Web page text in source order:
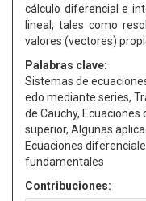
cálculo diferencial e
lineal, tales como
valores (vectores)
Palabras clave:
Sistemas de
edo mediante series,
de Cauchy,
superior, Algunas
Ecuaciones
fundamentales
Contribuciones: